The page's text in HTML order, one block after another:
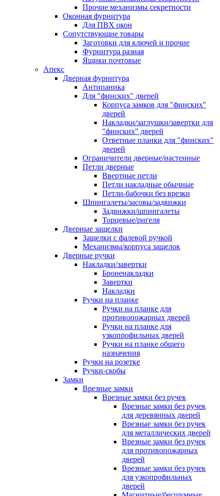
Прочие механизмы секретности
Оконная фурнитура
Для ПВХ окон
Сопутствующие товары
Заготовки для ключей и прочие
Фурнитура разная
Ящики почтовые
Апекс
Дверная фурнитура
Антипаника
Для "финских" дверей
Корпуса замков для "финских"
дверей
Накладки/заглушки/завертки для
"финских" дверей
Ответные планки для "финских"
дверей
Ограничители дверные/настенные
Петли дверные
Ввертные петли
Петли накладные обычные
Петли-бабочки без врезки
Шпингалеты/засовы/задвижки
Задвижки/шпингалеты
Торцевые/ригеля
Дверные защелки
Защелки с фалевой ручкой
Механизмы/корпуса защелок
Дверные ручки
Накладки/завертки
Броненакладки
Завертки
Накладки
Ручки на планке
Ручки на планке для
противопожарных дверей
Ручки на планке для
узкопрофильных дверей
Ручки на планке общего
назначения
Ручки на розетке
Ручки-скобы
Замки
Врезные замки
Врезные замки без ручек
Врезные замки без ручек
для деревянных дверей
Врезные замки без ручек
для металлических дверей
Врезные замки без ручек
для противопожарных
дверей
Врезные замки без ручек
для узкопрофильных
дверей